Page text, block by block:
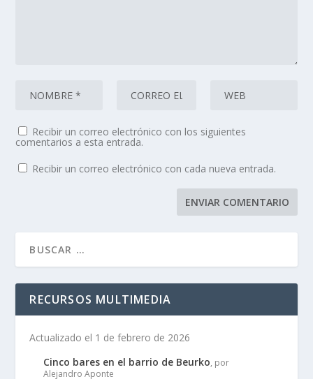
Recibir un correo electrónico con los siguientes
comentarios a esta entrada.
Recibir un correo electrónico con cada nueva entrada.
RECURSOS MULTIMEDIA
Actualizado el 1 de febrero de 2026
Cinco bares en el barrio de Beurko, por
Alejandro Aponte